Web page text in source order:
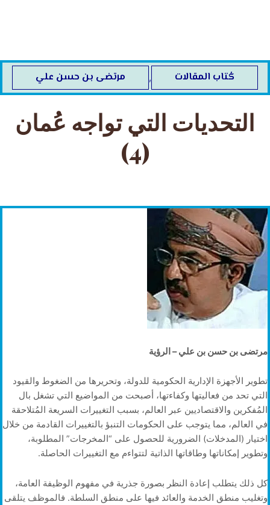
كُتاب المقالات , مرتضى بن حسن علي
التحديات التي تواجه عُمان
(4)
مرتضى بن حسن بن علي – الرؤية
تطوير الأجهزة الإدارية الحكومية للدولة، وتحريرها من الضغوط والقيود
التي تحد من فعاليتها وكفاءتها، أصبحت من المواضيع التي تشغل بال
المُفكرين والاقتصاديين عبر العالم، بسبب التغييرات السريعة المُتلاحقة
في العالم، مما يتوجب على الحكومات التنبؤ بالتغييرات القادمة من خلال
اختيار (المدخلات) الضرورية للحصول على “المخرجات” المطلوبة،
وتطوير إمكاناتها وطاقاتها الذاتية لتتواءم مع التغييرات الحاصلة.
كل ذلك يتطلب إعادة النظر بصورة جذرية في مفهوم الوظيفة العامة،
وتغليب منطق الخدمة والعائد فيها على منطق السلطة. فالموظف يتلقى